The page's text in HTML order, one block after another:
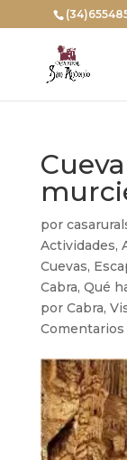
por
Actividades,
Cuevas,
Cabra, Qué
por Cabra,
Comentarios